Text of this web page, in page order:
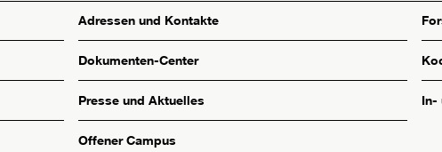
Adressen und Kontakte
Dokumenten-Center
Presse und Aktuelles
Offener Campus
In-